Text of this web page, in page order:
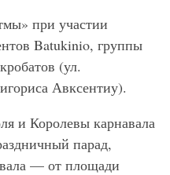
при участии
Batukinio, группы
(ул.
Авксентиу).
и Королевы карнавала
парад,
— от площади